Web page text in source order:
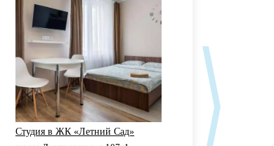
Студия в ЖК «Летний Сад»
1-к квартира в ЖК